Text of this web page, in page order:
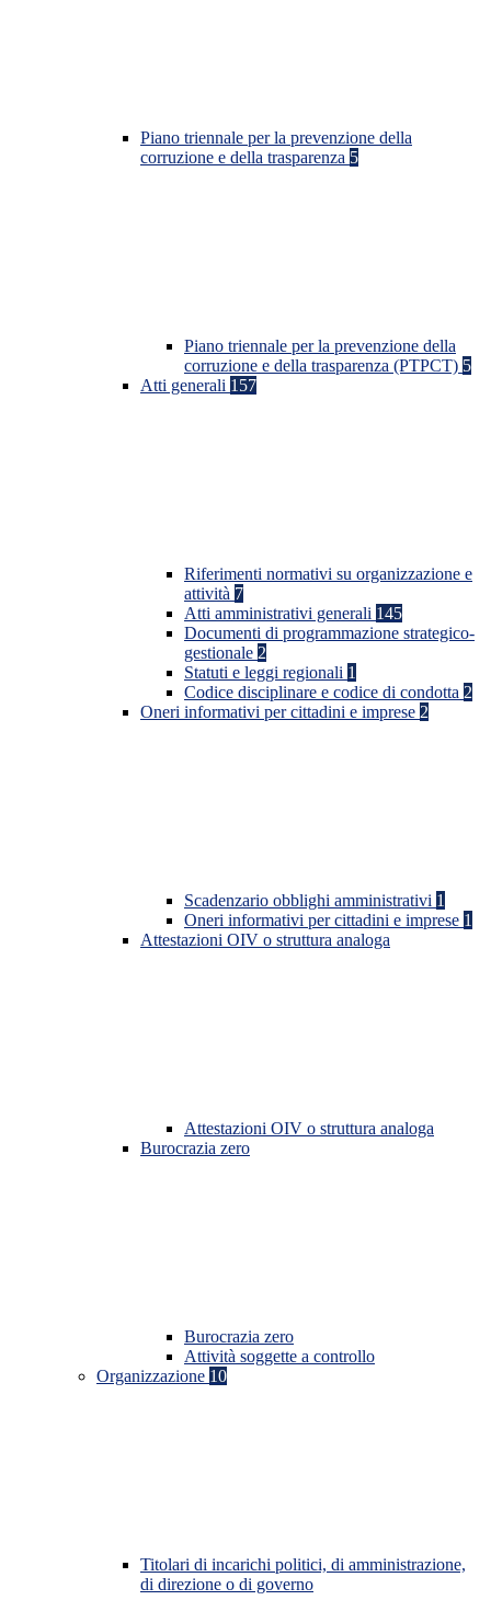
Piano triennale per la prevenzione della
corruzione e della trasparenza 5
Piano triennale per la prevenzione della
corruzione e della trasparenza (PTPCT) 5
Atti generali 157
Riferimenti normativi su organizzazione e
attività 7
Atti amministrativi generali 145
Documenti di programmazione strategico-
gestionale 2
Statuti e leggi regionali 1
Codice disciplinare e codice di condotta 2
Oneri informativi per cittadini e imprese 2
Scadenzario obblighi amministrativi 1
Oneri informativi per cittadini e imprese 1
Attestazioni OIV o struttura analoga
Attestazioni OIV o struttura analoga
Burocrazia zero
Burocrazia zero
Attività soggette a controllo
Organizzazione 10
Titolari di incarichi politici, di amministrazione,
di direzione o di governo